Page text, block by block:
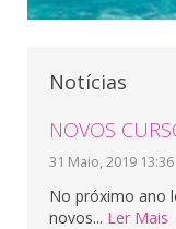
Notícias
NOVOS
31 Maio, 2019 13:36
No próximo ano
novos... Ler Mais